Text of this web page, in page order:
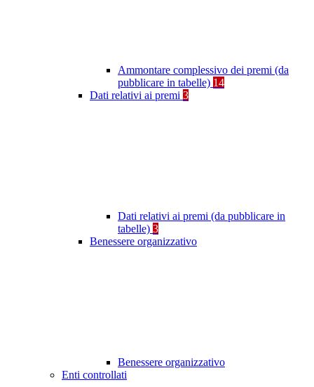
Ammontare complessivo dei premi (da
pubblicare in tabelle) 14
Dati relativi ai premi 3
Dati relativi ai premi (da pubblicare in
tabelle) 3
Benessere organizzativo
Benessere organizzativo
Enti controllati